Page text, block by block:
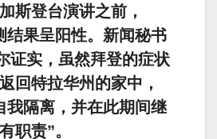
斯登台演讲之前，
果呈阳性。新闻秘书
证实，虽然拜登的症状
回特拉华州的家中，
我隔离，并在此期间继
职责”。